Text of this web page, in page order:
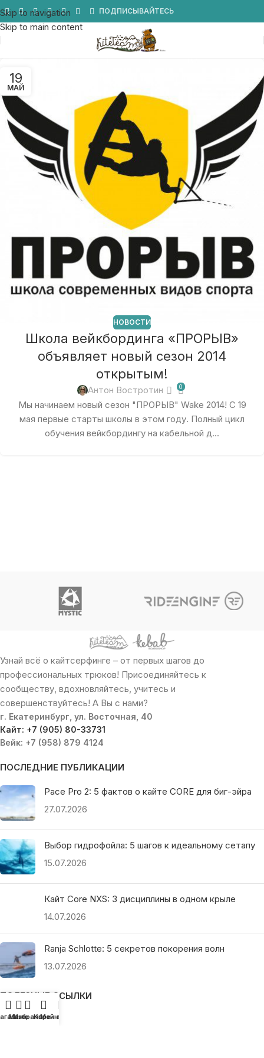
Skip to navigation
Skip to main content
ПОДПИСЫВАЙТЕСЬ
19
МАЙ
НОВОСТИ
Школа вейкбординга «ПРОРЫВ»
объявляет новый сезон 2014
открытым!
Антон Востротин 0
Мы начинаем новый сезон "ПРОРЫВ" Wake 2014! С 19
мая первые старты школы в этом году. Полный цикл
обучения вейкбордингу на кабельной д...
Узнай всё о кайтсерфинге – от первых шагов до
профессиональных трюков! Присоединяйтесь к
сообществу, вдохновляйтесь, учитесь и
совершенствуйтесь! А Вы с нами?
г. Екатеринбург, ул. Восточная, 40
Кайт: +7 (905) 80-33731
Вейк: +7 (958) 879 4124
ПОСЛЕДНИЕ ПУБЛИКАЦИИ
Pace Pro 2: 5 фактов о кайте CORE для биг-эйра
27.07.2026
Выбор гидрофойла: 5 шагов к идеальному сетапу
15.07.2026
Кайт Core NXS: 3 дисциплины в одном крыле
14.07.2026
Ranja Schlotte: 5 секретов покорения волн
13.07.2026
ПОЛЕЗНЫЕ ССЫЛКИ
О нас
Меню
Избранное
Корзина
Мой аккаунт